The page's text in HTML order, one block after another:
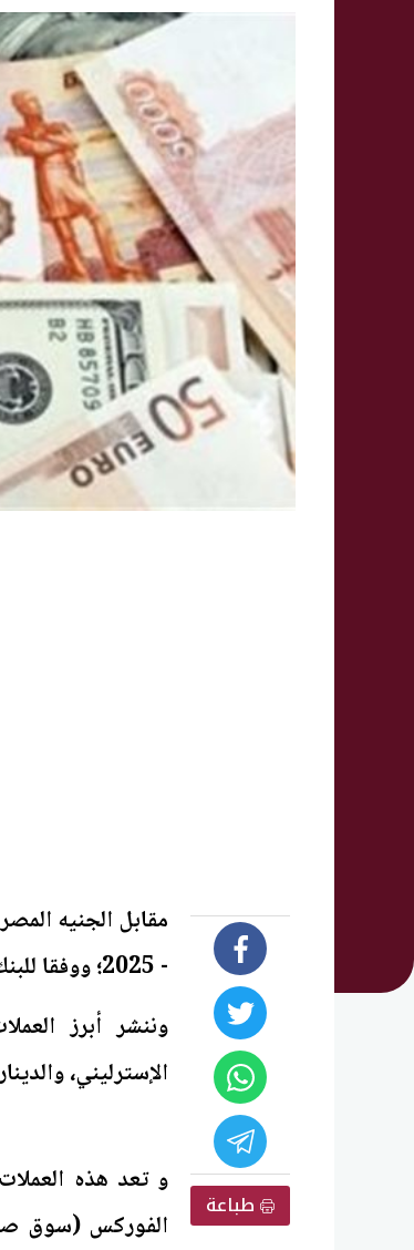
طباعة
- 2025؛ ووفقا للبنك الأهلي المصري.
وننشر أبرز
الإسترليني،
و تعد هذه
الفوركس (سوق صرف